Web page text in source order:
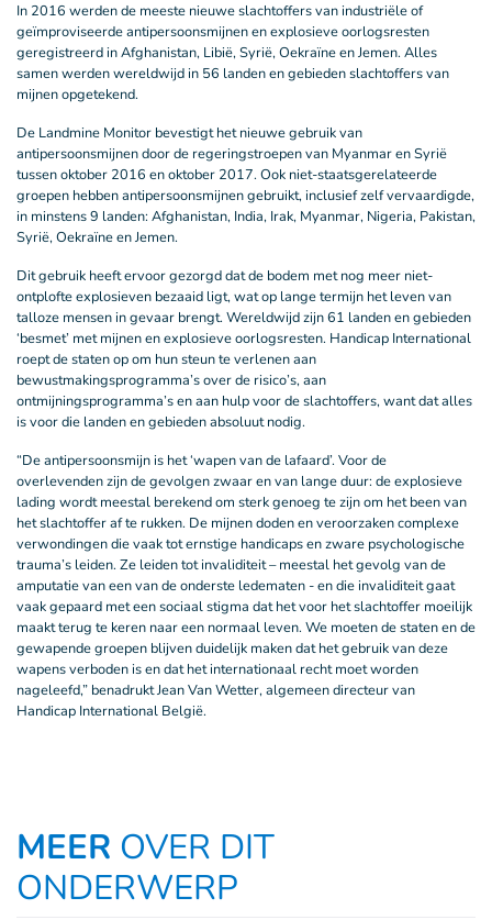
In 2016 werden de meeste nieuwe slachtoffers van industriële of
geïmproviseerde antipersoonsmijnen en explosieve oorlogsresten
geregistreerd in Afghanistan, Libië, Syrië, Oekraïne en Jemen. Alles
samen werden wereldwijd in 56 landen en gebieden slachtoffers van
mijnen opgetekend.
De Landmine Monitor bevestigt het nieuwe gebruik van
antipersoonsmijnen door de regeringstroepen van Myanmar en Syrië
tussen oktober 2016 en oktober 2017. Ook niet-staatsgerelateerde
groepen hebben antipersoonsmijnen gebruikt, inclusief zelf vervaardigde,
in minstens 9 landen: Afghanistan, India, Irak, Myanmar, Nigeria, Pakistan,
Syrië, Oekraïne en Jemen.
Dit gebruik heeft ervoor gezorgd dat de bodem met nog meer niet-
ontplofte explosieven bezaaid ligt, wat op lange termijn het leven van
talloze mensen in gevaar brengt. Wereldwijd zijn 61 landen en gebieden
‘besmet’ met mijnen en explosieve oorlogsresten. Handicap International
roept de staten op om hun steun te verlenen aan
bewustmakingsprogramma’s over de risico’s, aan
ontmijningsprogramma’s en aan hulp voor de slachtoffers, want dat alles
is voor die landen en gebieden absoluut nodig.
“De antipersoonsmijn is het ‘wapen van de lafaard’. Voor de
overlevenden zijn de gevolgen zwaar en van lange duur: de explosieve
lading wordt meestal berekend om sterk genoeg te zijn om het been van
het slachtoffer af te rukken. De mijnen doden en veroorzaken complexe
verwondingen die vaak tot ernstige handicaps en zware psychologische
trauma’s leiden. Ze leiden tot invaliditeit – meestal het gevolg van de
amputatie van een van de onderste ledematen - en die invaliditeit gaat
vaak gepaard met een sociaal stigma dat het voor het slachtoffer moeilijk
maakt terug te keren naar een normaal leven. We moeten de staten en de
gewapende groepen blijven duidelijk maken dat het gebruik van deze
wapens verboden is en dat het internationaal recht moet worden
nageleefd,” benadrukt Jean Van Wetter, algemeen directeur van
Handicap International België.
MEER OVER DIT
ONDERWERP